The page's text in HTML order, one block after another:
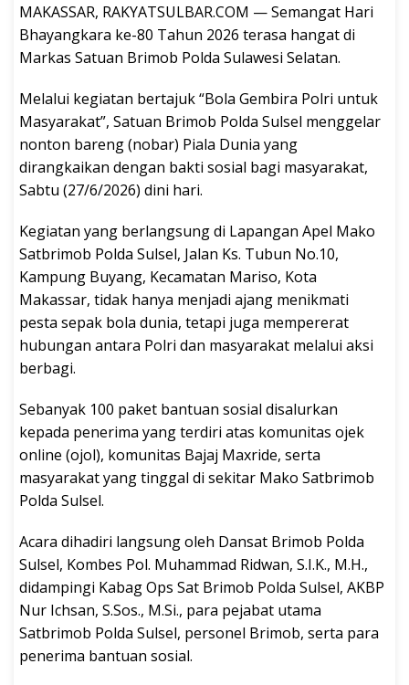
MAKASSAR, RAKYATSULBAR.COM — Semangat Hari
Bhayangkara ke-80 Tahun 2026 terasa hangat di
Markas Satuan Brimob Polda Sulawesi Selatan.
Melalui kegiatan bertajuk “Bola Gembira Polri untuk
Masyarakat”, Satuan Brimob Polda Sulsel menggelar
nonton bareng (nobar) Piala Dunia yang
dirangkaikan dengan bakti sosial bagi masyarakat,
Sabtu (27/6/2026) dini hari.
Kegiatan yang berlangsung di Lapangan Apel Mako
Satbrimob Polda Sulsel, Jalan Ks. Tubun No.10,
Kampung Buyang, Kecamatan Mariso, Kota
Makassar, tidak hanya menjadi ajang menikmati
pesta sepak bola dunia, tetapi juga mempererat
hubungan antara Polri dan masyarakat melalui aksi
berbagi.
Sebanyak 100 paket bantuan sosial disalurkan
kepada penerima yang terdiri atas komunitas ojek
online (ojol), komunitas Bajaj Maxride, serta
masyarakat yang tinggal di sekitar Mako Satbrimob
Polda Sulsel.
Acara dihadiri langsung oleh Dansat Brimob Polda
Sulsel, Kombes Pol. Muhammad Ridwan, S.I.K., M.H.,
didampingi Kabag Ops Sat Brimob Polda Sulsel, AKBP
Nur Ichsan, S.Sos., M.Si., para pejabat utama
Satbrimob Polda Sulsel, personel Brimob, serta para
penerima bantuan sosial.